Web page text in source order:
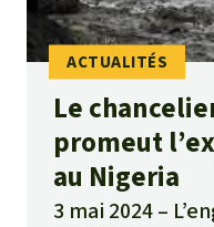
Le
promeut
au Nigeria
3 mai 2024